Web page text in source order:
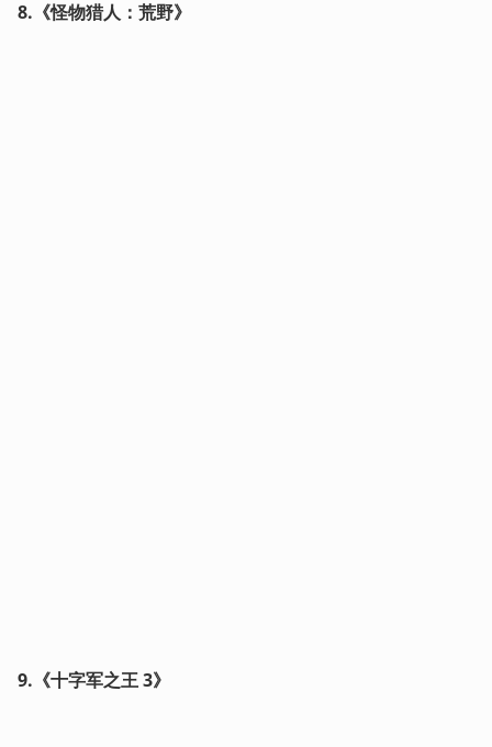
8.《怪物猎人：荒野》
9.《十字军之王 3》